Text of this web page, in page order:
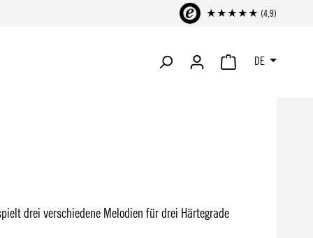
★★★★★ (4,9)
WARENKORB
DE
drei verschiedene Melodien für drei Härtegrade